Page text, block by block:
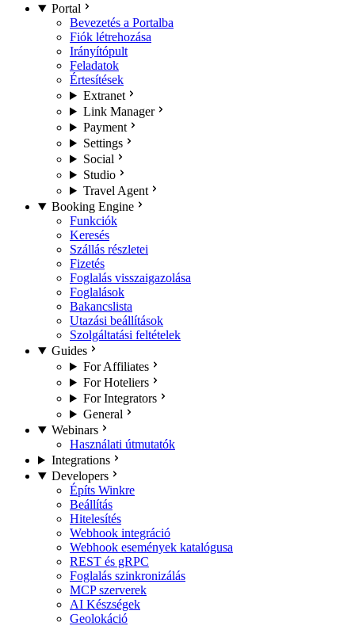
Portal
Bevezetés a Portalba
Fiók létrehozása
Irányítópult
Feladatok
Értesítések
Extranet
Link Manager
Payment
Settings
Social
Studio
Travel Agent
Booking Engine
Funkciók
Keresés
Szállás részletei
Fizetés
Foglalás visszaigazolása
Foglalások
Bakancslista
Utazási beállítások
Szolgáltatási feltételek
Guides
For Affiliates
For Hoteliers
For Integrators
General
Webinars
Használati útmutatók
Integrations
Developers
Építs Winkre
Beállítás
Hitelesítés
Webhook integráció
Webhook események katalógusa
REST és gRPC
Foglalás szinkronizálás
MCP szerverek
AI Készségek
Geolokáció